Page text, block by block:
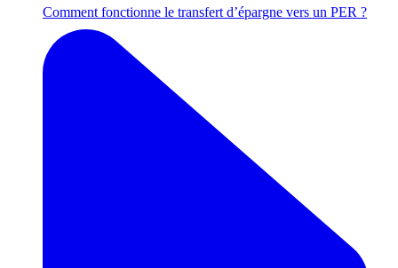
Comment fonctionne le transfert d’épargne vers un PER ?